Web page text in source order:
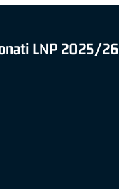
LNP 2025/26